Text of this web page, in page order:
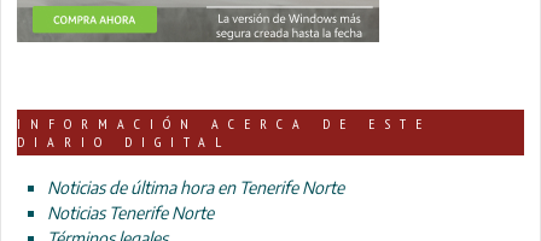
INFORMACIÓN ACERCA DE ESTE
DIARIO DIGITAL
Noticias de última hora en Tenerife Norte
Noticias Tenerife Norte